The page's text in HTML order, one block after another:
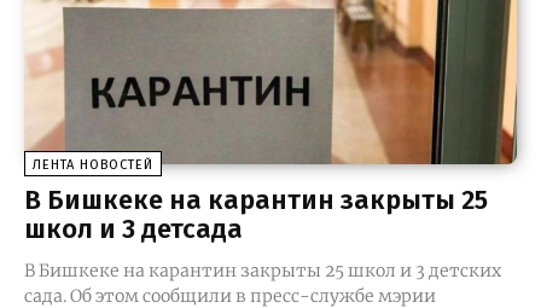
ЛЕНТА НОВОСТЕЙ
В Бишкеке на карантин закрыты 25
школ и 3 детсада
В Бишкеке на карантин закрыты 25 школ и 3 детских
сада. Об этом сообщили в пресс-службе мэрии